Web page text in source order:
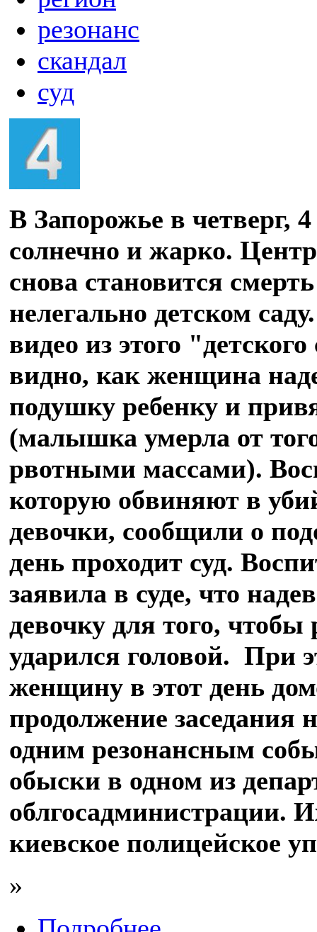
резонанс
скандал
суд
В Запорожье в четверг,
солнечно и жарко.
снова становится
нелегально детском
видео из этого
видно, как женщина
подушку ребенку и
(малышка умерла от
рвотными массами).
которую обвиняют в
девочки, сообщили о
день проходит суд.
заявила в суде, что
девочку для того,
ударился головой. При
женщину в этот день
продолжение
одним резонансным
обыски в одном из
облгосадминистрации.
киевское полицейское
»